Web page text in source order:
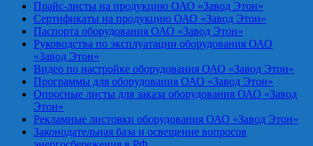
Прайс-листы на продукцию ОАО «Завод Этон»
Сертификаты на продукцию ОАО «Завод Этон»
Паспорта оборудования ОАО «Завод Этон»
Руководства по эксплуатации оборудования ОАО
«Завод Этон»
Видео по настройке оборудования ОАО «Завод Этон»
Программы для оборудования ОАО «Завод Этон»
Опросные листы для заказа оборудования ОАО «Завод
Этон»
Рекламные листовки оборудования ОАО «Завод Этон»
Законодательная база и освещение вопросов